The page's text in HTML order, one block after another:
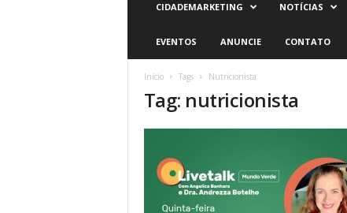
CIDADEMARKETING NOTÍCIAS
EVENTOS ANUNCIE CONTATO
Início Tags Nutricionista
Tag: nutricionista